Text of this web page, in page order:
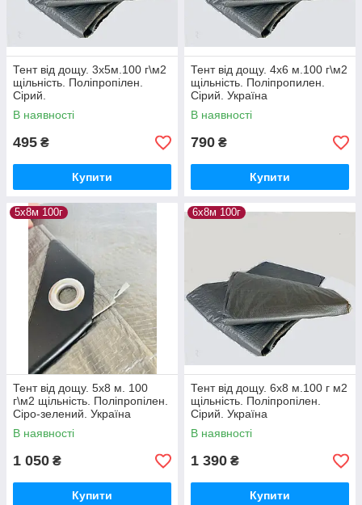
Тент від дощу. 3х5м.100 г\м2
щільність. Поліпропілен.
Сірий.
В наявності
495 ₴
Купити
Тент від дощу. 4х6 м.100 г\м2
щільність. Поліпропилен.
Сірий. Україна
В наявності
790 ₴
Купити
5х8м 100г
Тент від дощу. 5х8 м. 100
г\м2 щільність. Поліпропілен.
Сіро-зелений. Україна
В наявності
1 050 ₴
Купити
6х8м 100г
Тент від дощу. 6х8 м.100 г м2
щільність. Поліпропілен.
Сірий. Україна
В наявності
1 390 ₴
Купити